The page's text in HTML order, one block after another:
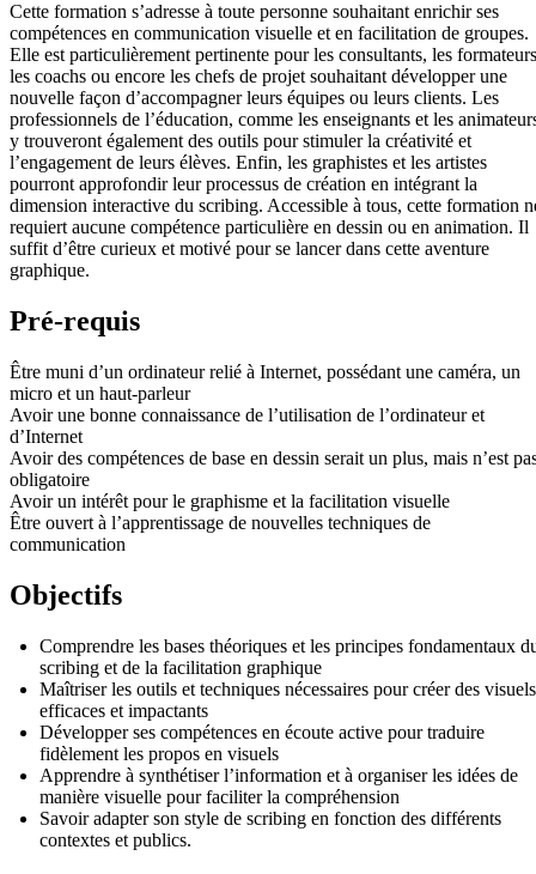
Cette formation s’adresse à toute personne souhaitant enrichir ses
compétences en communication visuelle et en facilitation de groupes.
Elle est particulièrement pertinente pour les consultants, les
les coachs ou encore les chefs de projet souhaitant développer une
nouvelle façon d’accompagner leurs équipes ou leurs clients. Les
professionnels de l’éducation, comme les enseignants et les
y trouveront également des outils pour stimuler la créativité et
l’engagement de leurs élèves. Enfin, les graphistes et les artistes
pourront approfondir leur processus de création en intégrant la
dimension interactive du scribing. Accessible à tous, cette formation
requiert aucune compétence particulière en dessin ou en animation. Il
suffit d’être curieux et motivé pour se lancer dans cette aventure
graphique.
Pré-requis
Être muni d’un ordinateur relié à Internet, possédant une caméra, un
micro et un haut-parleur
Avoir une bonne connaissance de l’utilisation de l’ordinateur et
d’Internet
Avoir des compétences de base en dessin serait un plus, mais n’est
obligatoire
Avoir un intérêt pour le graphisme et la facilitation visuelle
Être ouvert à l’apprentissage de nouvelles techniques de
communication
Objectifs
Comprendre les bases théoriques et les principes fondamentaux
scribing et de la facilitation graphique
Maîtriser les outils et techniques nécessaires pour créer des visuels
efficaces et impactants
Développer ses compétences en écoute active pour traduire
fidèlement les propos en visuels
Apprendre à synthétiser l’information et à organiser les idées de
manière visuelle pour faciliter la compréhension
Savoir adapter son style de scribing en fonction des différents
contextes et publics.